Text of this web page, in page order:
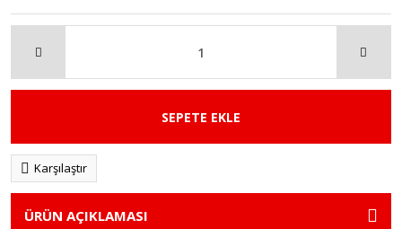
SEPETE EKLE
Karşılaştır
ÜRÜN AÇIKLAMASI